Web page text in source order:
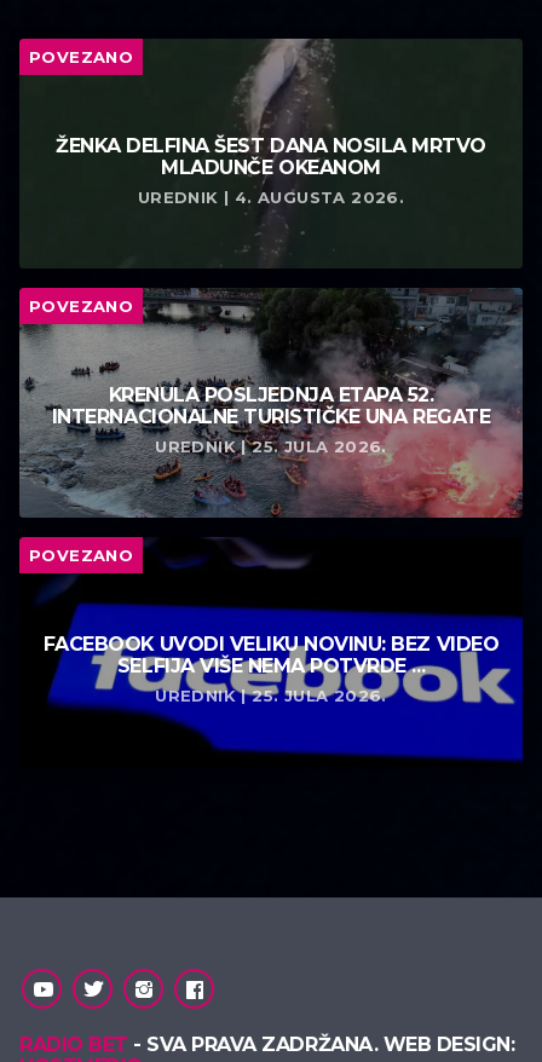
POVEZANO
ŽENKA DELFINA ŠEST DANA NOSILA MRTVO
MLADUNČE OKEANOM
UREDNIK | 4. AUGUSTA 2026.
POVEZANO
KRENULA POSLJEDNJA ETAPA 52.
INTERNACIONALNE TURISTIČKE UNA REGATE
UREDNIK | 25. JULA 2026.
POVEZANO
FACEBOOK UVODI VELIKU NOVINU: BEZ VIDEO
SELFIJA VIŠE NEMA POTVRDE ...
UREDNIK | 25. JULA 2026.
RADIO BET - SVA PRAVA ZADRŽANA. WEB DESIGN: